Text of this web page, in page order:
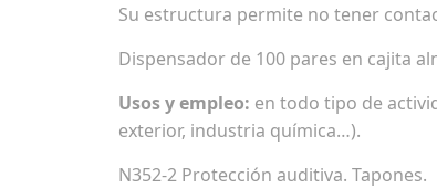
Su estructura permite no tener
Dispensador de 100 pares en cajita
Usos y empleo: en todo tipo de
exterior, industria química…).
N352-2 Protección auditiva. Tapones.